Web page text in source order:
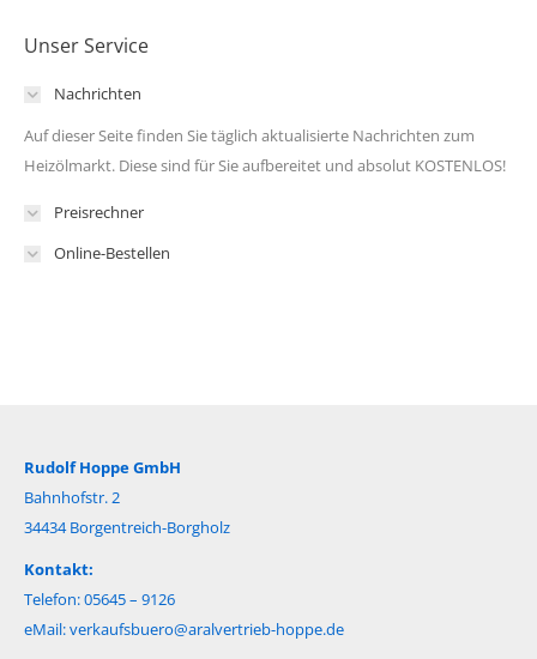
Unser Service
Nachrichten
Auf dieser Seite finden Sie täglich aktualisierte Nachrichten zum
Heizölmarkt. Diese sind für Sie aufbereitet und absolut KOSTENLOS!
Preisrechner
Online-Bestellen
Rudolf Hoppe GmbH
Bahnhofstr. 2
34434 Borgentreich-Borgholz
Kontakt:
Telefon: 05645 – 9126
eMail:verkaufsbuero@aralvertrieb-hoppe.de